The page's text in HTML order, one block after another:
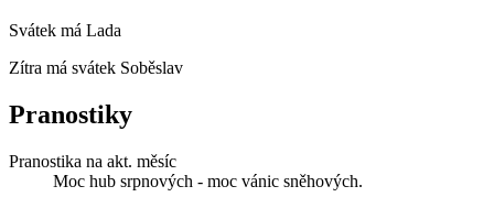
Svátek má Lada
Zítra má svátek Soběslav
Pranostiky
Pranostika na akt. měsíc
Moc hub srpnových - moc vánic sněhových.